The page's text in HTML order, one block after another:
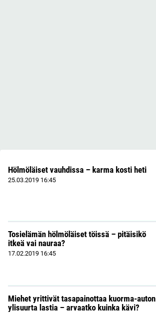
Hölmöläiset vauhdissa – karma kosti heti
25.03.2019 16:45
Tosielämän hölmöläiset töissä – pitäisikö
itkeä vai nauraa?
17.02.2019 16:45
Miehet yrittivät tasapainottaa kuorma-auton
ylisuurta lastia – arvaatko kuinka kävi?